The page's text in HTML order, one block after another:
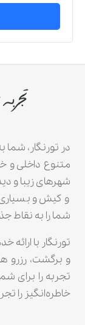
در تورنگار،
متنوع داخلی و
شهرهای زیبا و
و کیش و
شما را به نقاط
تورنگار با
و برگشت، رزرو
تجربه را برای
خاطره‌انگیز را